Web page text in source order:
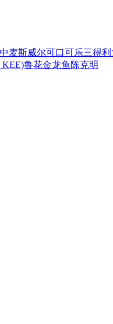
麦斯威尔可口可乐三得利
KEE)鲁花金龙鱼 陈克明